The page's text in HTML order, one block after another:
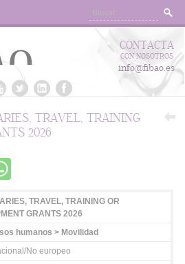
CONTACTA
CON NOSOTROS
info@fibao.es
TRAVEL, TRAINING
2026
TRAVEL, TRAINING OR
GRANTS 2026
humanos > Movilidad
No europeo